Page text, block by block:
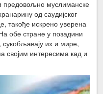
предовољно муслиманске
од саудијског
такође искрено уверена
обе стране у позадини
сукобљавају их и мире,
својим интересима кад и